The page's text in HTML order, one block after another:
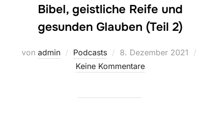
Bibel, geistliche Reife und
gesunden Glauben (Teil 2)
von admin Podcasts
Veröffentlicht
am
8. Dezember 2021
Keine Kommentare